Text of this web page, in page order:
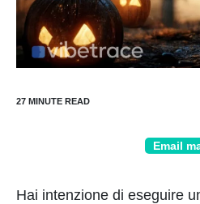
Email
Hai intenzione di eseguire